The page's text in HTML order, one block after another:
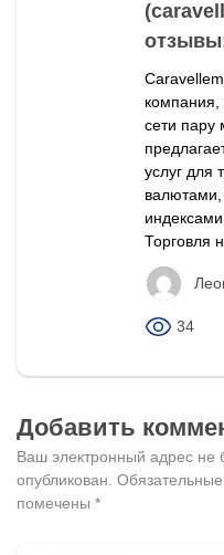
компания,
сети пару
услуг для
валютами,
Торговля
34
Добавить
Ваш электронный адрес не
опубликован.
помечены *